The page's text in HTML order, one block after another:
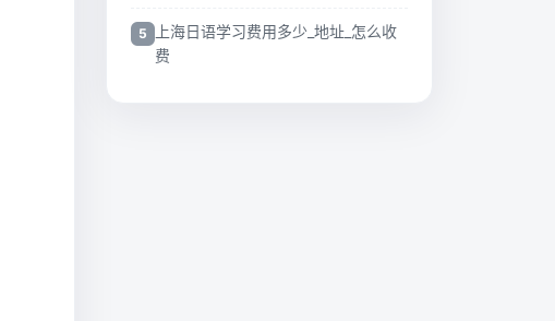
上海日语学习费用多少_地址_怎么收
费